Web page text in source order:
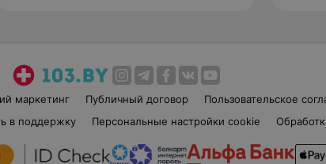
маркетинг Публичный договор Пользовательское
в поддержку Персональные настройки cookie